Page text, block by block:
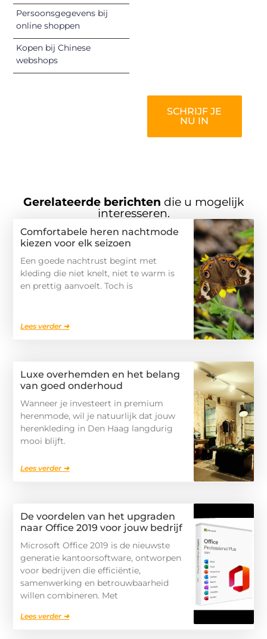
Persoonsgegevens bij
online shoppen
Kopen bij Chinese
webshops
SCHRIJF JE
NU IN
Gerelateerde berichten die u mogelijk
interesseren.
Comfortabele heren nachtmode
kiezen voor elk seizoen
Een goede nachtrust begint met
kleding die niet knelt, niet te warm is
en prettig aanvoelt. Toch is
Lees verder ➜
Luxe overhemden en het belang
van goed onderhoud
Wanneer je investeert in premium
herenmode, wil je natuurlijk dat jouw
herenkleding in Den Haag langdurig
mooi blijft.
Lees verder ➜
De voordelen van het upgraden
naar Office 2019 voor jouw bedrijf
Microsoft Office 2019 is de nieuwste
generatie kantoorsoftware, ontworpen
voor bedrijven die efficiëntie,
samenwerking en betrouwbaarheid
willen combineren. Met
Lees verder ➜